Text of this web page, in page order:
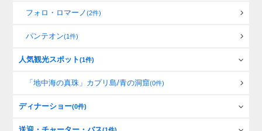
フォロ・ロマーノ(2件)
パンテオン(1件)
人気観光スポット(1件)
「地中海の真珠」カプリ島/青の洞窟(0件)
ディナーショー(0件)